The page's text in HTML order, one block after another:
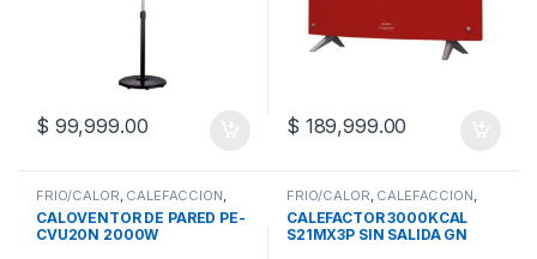
$ 99,999.00 $ 189,999.00
FRIO/CALOR, CALEFACCION,
CALOVENTORES
CALOVENTOR DE PARED PE-
CVU20N 2000W
FRIO/CALOR, CALEFACCION,
CALEFACTORES ,SIN SALIDA
CALEFACTOR 3000KCAL
S21MX3P SIN SALIDA GN